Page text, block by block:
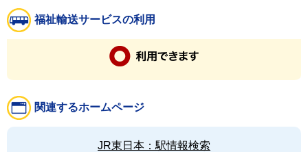
福祉輸送サービスの利用
関連するホームページ
JR東日本：駅情報検索